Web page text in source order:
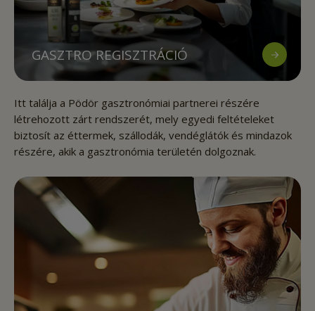
GASZTRO REGISZTRÁCIÓ
Itt találja a Pödör gasztronómiai partnerei részére
létrehozott zárt rendszerét, mely egyedi feltételeket
biztosít az éttermek, szállodák, vendéglátók és mindazok
részére, akik a gasztronómia területén dolgoznak.